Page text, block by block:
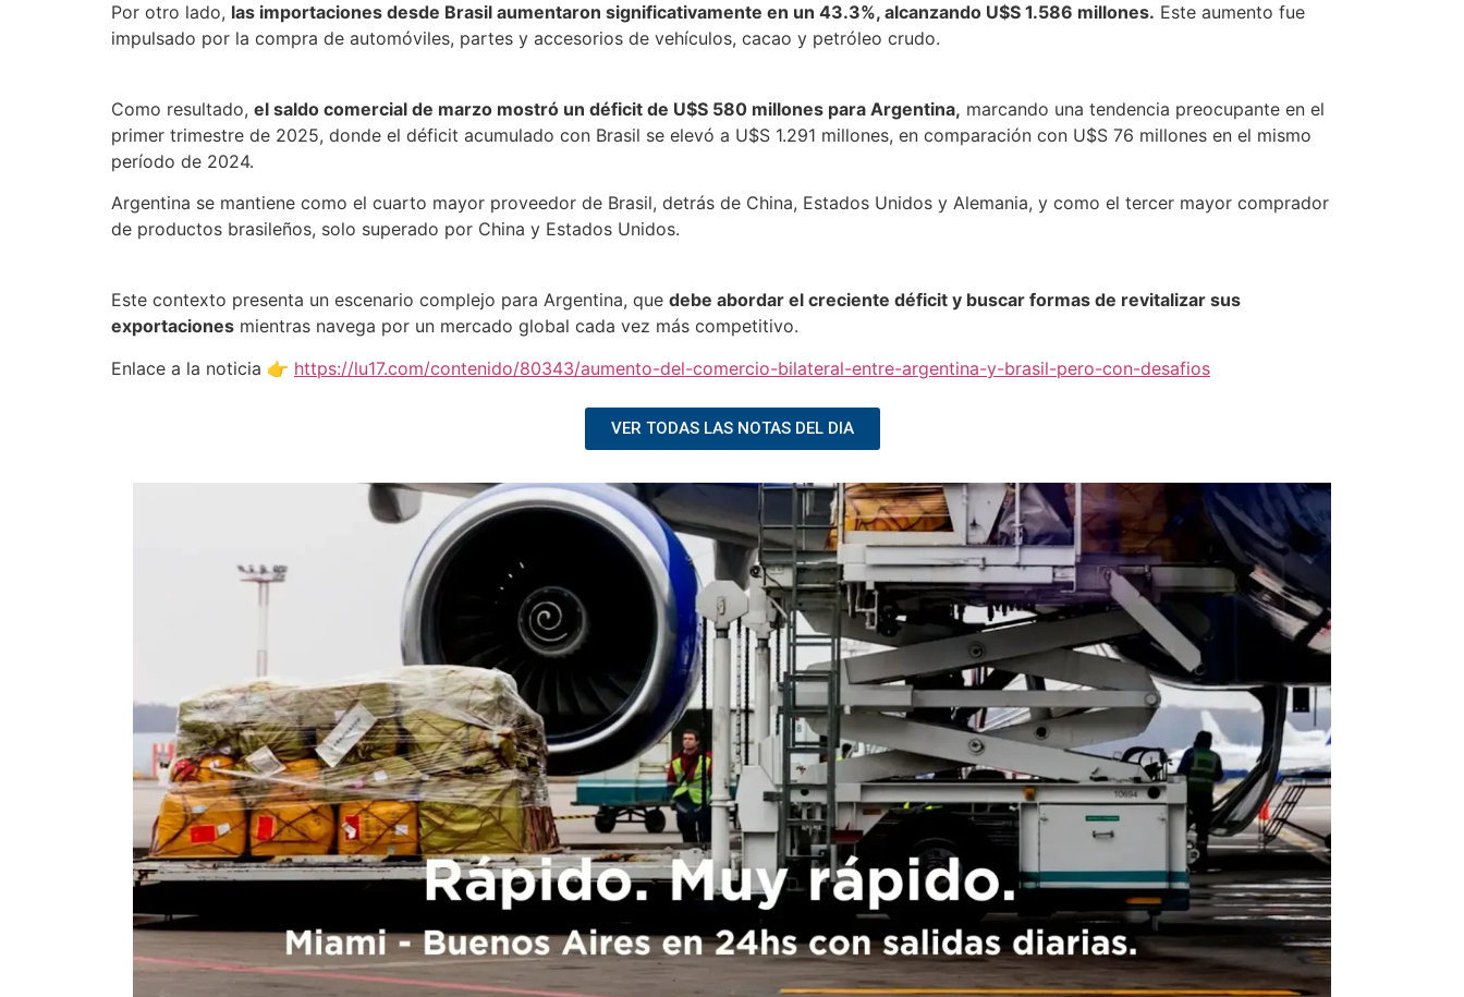
Por otro lado, las importaciones desde Brasil aumentaron significativamente en un 43.3%, alcanzando U$S 1.586 millones. Este aumento fue
impulsado por la compra de automóviles, partes y accesorios de vehículos, cacao y petróleo crudo.
Como resultado, el saldo comercial de marzo mostró un déficit de U$S 580 millones para Argentina, marcando una tendencia preocupante en el
primer trimestre de 2025, donde el déficit acumulado con Brasil se elevó a U$S 1.291 millones, en comparación con U$S 76 millones en el mismo
período de 2024.
Argentina se mantiene como el cuarto mayor proveedor de Brasil, detrás de China, Estados Unidos y Alemania, y como el tercer mayor comprador
de productos brasileños, solo superado por China y Estados Unidos.
Este contexto presenta un escenario complejo para Argentina, que debe abordar el creciente déficit y buscar formas de revitalizar sus
exportaciones mientras navega por un mercado global cada vez más competitivo.
Enlace a la noticia 👉 https://lu17.com/contenido/80343/aumento-del-comercio-bilateral-entre-argentina-y-brasil-pero-con-desafios
VER TODAS LAS NOTAS DEL DIA